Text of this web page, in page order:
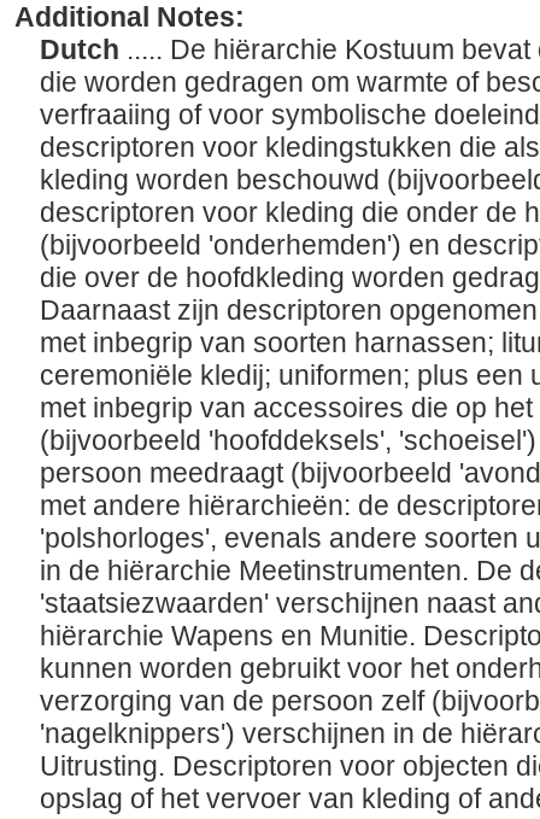
Additional Notes:
Dutch ..... De hiërarchie Kostuum
die worden gedragen om warmte of
verfraaiing of voor symbolische
descriptoren voor kledingstukken die
kleding worden beschouwd
descriptoren voor kleding die onder de
(bijvoorbeeld 'onderhemden') en
die over de hoofdkleding worden
Daarnaast zijn descriptoren
met inbegrip van soorten harnassen;
ceremoniële kledij; uniformen; plus een
met inbegrip van accessoires die op
(bijvoorbeeld 'hoofddeksels',
persoon meedraagt (bijvoorbeeld
met andere hiërarchieën: de
'polshorloges', evenals andere soorten
in de hiërarchie Meetinstrumenten. De
'staatsiezwaarden' verschijnen naast
hiërarchie Wapens en Munitie.
kunnen worden gebruikt voor het
verzorging van de persoon zelf
'nagelknippers') verschijnen in de
Uitrusting. Descriptoren voor objecten
opslag of het vervoer van kleding of